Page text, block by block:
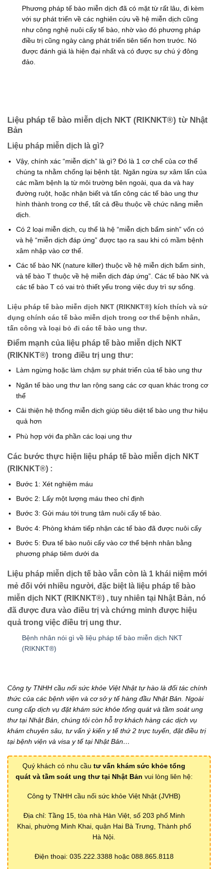
Phương pháp tế bào miễn dịch đã có mặt từ rất lâu, đi kèm
với sự phát triển về các nghiên cứu về hệ miễn dịch cũng
như công nghệ nuôi cấy tế bào, nhờ vào đó phương pháp
điều trị cũng ngày càng phát triển tiên tiến hơn trước. Nó
được đánh giá là hiện đại nhất và có được sự chú ý đông
đảo.
Liệu pháp tế bào miễn dịch NKT (RIKNKT®) từ Nhật
Bản
Liệu pháp miễn dịch là gì?
Vậy, chính xác “miễn dịch” là gì? Đó là 1 cơ chế của cơ thể
chúng ta nhằm chống lại bệnh tật. Ngăn ngừa sự xâm lấn của
các mầm bệnh lạ từ môi trường bên ngoài, qua da và hay
đường ruột, hoặc nhận biết và tấn công các tế bào ung thư
hình thành trong cơ thể, tất cả đều thuộc về chức năng miễn
dịch.
Có 2 loại miễn dịch, cụ thể là hệ “miễn dịch bẩm sinh” vốn có
và hệ “miễn dịch đáp ứng” được tạo ra sau khi có mầm bệnh
xâm nhập vào cơ thế.
Các tế bào NK (nature killer) thuộc về hệ miễn dịch bẩm sinh,
và tế bào T thuộc về hệ miễn dịch đáp ứng”. Các tế bào NK và
các tế bào T có vai trò thiết yếu trong việc duy trì sự sống.
Liệu pháp tế bào miễn dịch NKT (RIKNKT®) kích thích và sử
dụng chính các tế bào miễn dịch trong cơ thể bệnh nhân,
tấn công và loại bỏ đi các tế bào ung thư.
Điểm mạnh của liệu pháp tế bào miễn dịch NKT
(RIKNKT®) trong điều trị ung thư:
Làm ngừng hoặc làm chậm sự phát triển của tế bào ung thư
Ngăn tế bào ung thư lan rộng sang các cơ quan khác trong cơ
thể
Cải thiện hệ thống miễn dịch giúp tiêu diệt tế bào ung thư hiệu
quả hơn
Phù hợp với đa phần các loại ung thư
Các bước thực hiện liệu pháp tế bào miễn dịch NKT
(RIKNKT®) :
Bước 1: Xét nghiệm máu
Bước 2: Lấy một lượng máu theo chỉ định
Bước 3: Gửi máu tới trung tâm nuôi cấy tế bào.
Bước 4: Phòng khám tiếp nhận các tế bào đã được nuôi cấy
Bước 5: Đưa tế bào nuôi cấy vào cơ thể bệnh nhân bằng
phương pháp tiêm dưới da
Liệu pháp miễn dịch tế bào vẫn còn là 1 khái niệm mới
mẻ đối với nhiều người, đặc biệt là liệu pháp tế bào
miễn dịch NKT (RIKNKT®) , tuy nhiên tại Nhật Bản, nó
đã được đưa vào điều trị và chứng minh được hiệu
quả trong việc điều trị ung thư.
Bệnh nhân nói gì về liệu pháp tế bào miễn dịch NKT
(RIKNKT®)
Công ty TNHH cầu nối sức khỏe Việt Nhật tự hào là đối tác chính
thức của các bệnh viện và cơ sở y tế hàng đầu Nhật Bản. Ngoài
cung cấp dịch vụ đặt khám sức khỏe tổng quát và tầm soát ung
thư tại Nhật Bản, chúng tôi còn hỗ trợ khách hàng các dịch vụ
khám chuyên sâu, tư vấn ý kiến y tế thứ 2 trực tuyến, đặt điều trị
tại bệnh viện và visa y tế tại Nhật Bản…
Quý khách có nhu cầu tư vấn khám sức khỏe tổng
quát và tầm soát ung thư tại Nhật Bản vui lòng liên hệ:
Công ty TNHH cầu nối sức khỏe Việt Nhật (JVHB)
Địa chỉ: Tầng 15, tòa nhà Hàn Việt, số 203 phố Minh
Khai, phường Minh Khai, quận Hai Bà Trưng, Thành phố
Hà Nội.
Điện thoại: 035.222.3388 hoặc 088.865.8118